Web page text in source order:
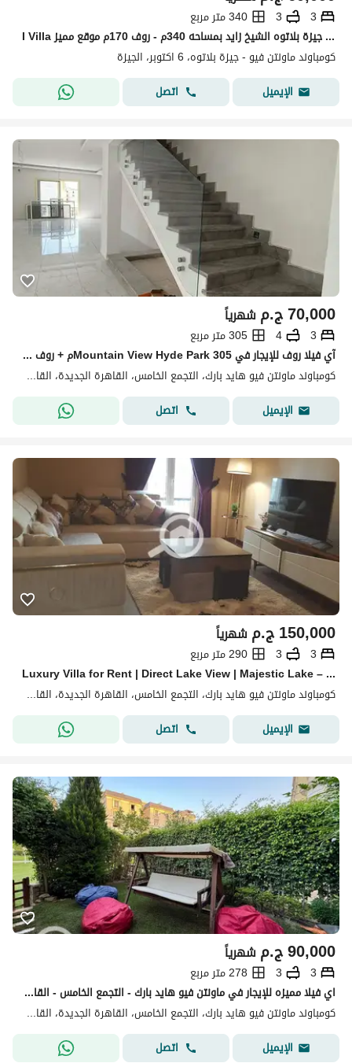
3
3
340 متر مربع
I Villa كورنر للإيجار في ماونتن فيو جيزة بلاتوه الشيخ زايد بمساحه 340م - روف 170م موقع مميز -Mountain View Giza Plateau Sheikh Zayed
كومباوند ماونتن فيو - جيزة بلاتوه، 6 اكتوبر، الجيزة
الإيميل
اتصل
ج.م70,000 شهرياً
3
4
305 متر مربع
آي فيلا روف للإيجار في Mountain View Hyde Park 305م + روف 94م
كومباوند ماونتن فيو هايد بارك، التجمع الخامس، القاهرة الجديدة، القاهرة
الإيميل
اتصل
ج.م150,000 شهرياً
3
3
290 متر مربع
Luxury Villa for Rent | Direct Lake View | Majestic Lake – New Cairo فرصة مميزة للإيجار للأجانب فقط داخل فيلا فاخرة بإطلالة مباشرة على Majestic Lake و
كومباوند ماونتن فيو هايد بارك، التجمع الخامس، القاهرة الجديدة، القاهرة
الإيميل
اتصل
ج.م90,000 شهرياً
3
3
278 متر مربع
اي فيلا مميزه للإيجار في ماونتن فيو هايد بارك - التجمع الخامس - القاهرة الجديدة
كومباوند ماونتن فيو هايد بارك، التجمع الخامس، القاهرة الجديدة، القاهرة
الإيميل
اتصل